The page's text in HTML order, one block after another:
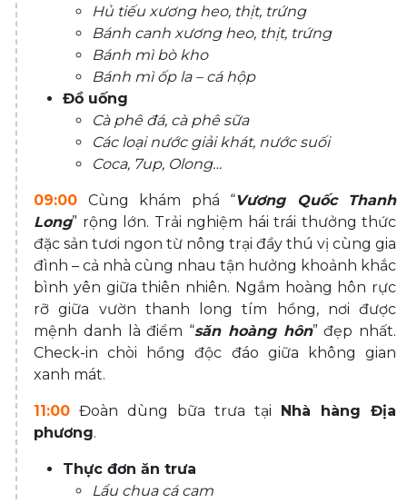
Hủ tiếu xương heo, thịt, trứng
Bánh canh xương heo, thịt, trứng
Bánh mì bò kho
Bánh mì ốp la – cá hộp
Đồ uống
Cà phê đá, cà phê sữa
Các loại nước giải khát, nước suối
Coca, 7up, Olong…
09:00 Cùng khám phá “Vương Quốc Thanh
Long” rộng lớn. Trải nghiệm hái trái thưởng thức
đặc sản tươi ngon từ nông trại đầy thú vị cùng gia
đình – cả nhà cùng nhau tận hưởng khoảnh khắc
bình yên giữa thiên nhiên. Ngắm hoàng hôn rực
rỡ giữa vườn thanh long tím hồng, nơi được
mệnh danh là điểm “săn hoàng hôn” đẹp nhất.
Check-in chòi hồng độc đáo giữa không gian
xanh mát.
11:00 Đoàn dùng bữa trưa tại Nhà hàng Địa
phương.
Thực đơn ăn trưa
Lẩu chua cá cam